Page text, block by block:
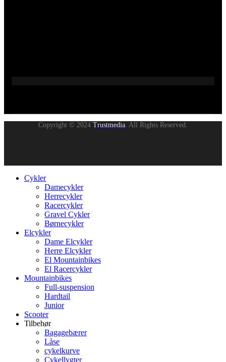
Copyright © 2024 Trustmedia. All Rights Reserved.
Cykler
Damecykler
Herrecykler
Racercykler
Gravel Cykler
Børnecykler
Elcykler
Dame Elcykler
Herre Elcykler
El Mountainbikes
El Racercykler
Mountainbikes
Full-suspension
Hardtail
Junior
Scooter
Tilbehør
Bagagebærer
Låse
cykelkurve
Cykellygter